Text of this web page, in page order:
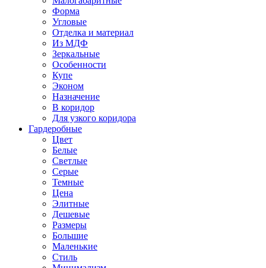
Форма
Угловые
Отделка и материал
Из МДФ
Зеркальные
Особенности
Купе
Эконом
Назначение
В коридор
Для узкого коридора
Гардеробные
Цвет
Белые
Светлые
Серые
Темные
Цена
Элитные
Дешевые
Размеры
Большие
Маленькие
Стиль